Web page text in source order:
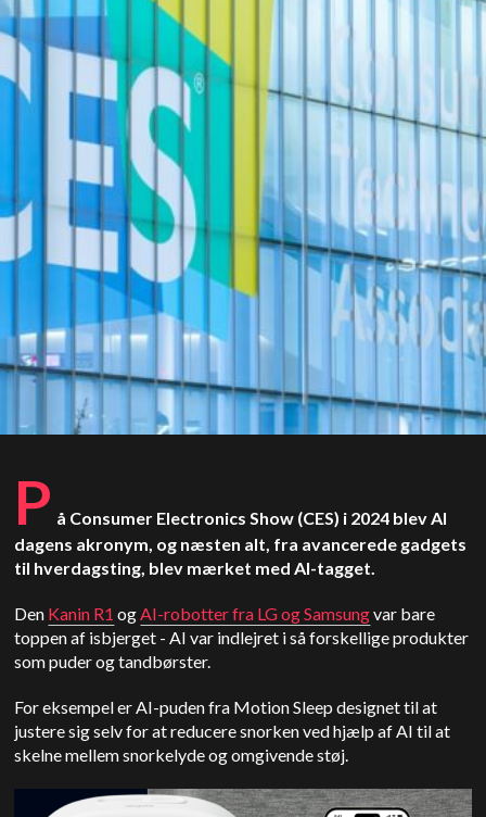
P å Consumer Electronics Show (CES) i 2024 blev AI
dagens akronym, og næsten alt, fra avancerede gadgets
til hverdagsting, blev mærket med AI-tagget.
Den Kanin R1 ogAI-robotter fra LG og Samsungvar bare
toppen af isbjerget - AI var indlejret i så forskellige produkter
som puder og tandbørster.
For eksempel er AI-puden fra Motion Sleep designet til at
justere sig selv for at reducere snorken ved hjælp af AI til at
skelne mellem snorkelyde og omgivende støj.